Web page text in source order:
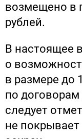
возмещено в
рублей.
В настоящее
о
в размере до
по
следует
не покрывает